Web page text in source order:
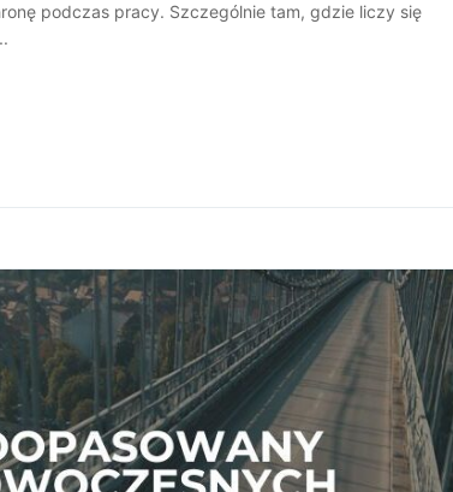
podczas pracy. Szczególnie tam, gdzie liczy się